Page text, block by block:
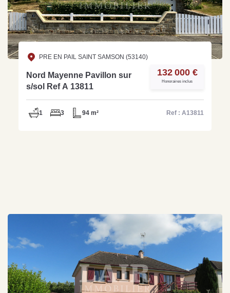
PRE EN PAIL SAINT SAMSON (53140)
Nord Mayenne Pavillon sur
s/sol Ref A 13811
132 000 €
Honoraires inclus
1 3 94 m² Ref : A13811